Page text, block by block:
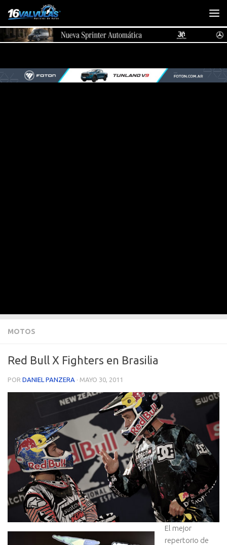
Saltar al contenido
MOTOS
Red Bull X Fighters en Brasilia
POR DANIEL PANZERA · MAYO 30, 2011
El mejor
repertorio de